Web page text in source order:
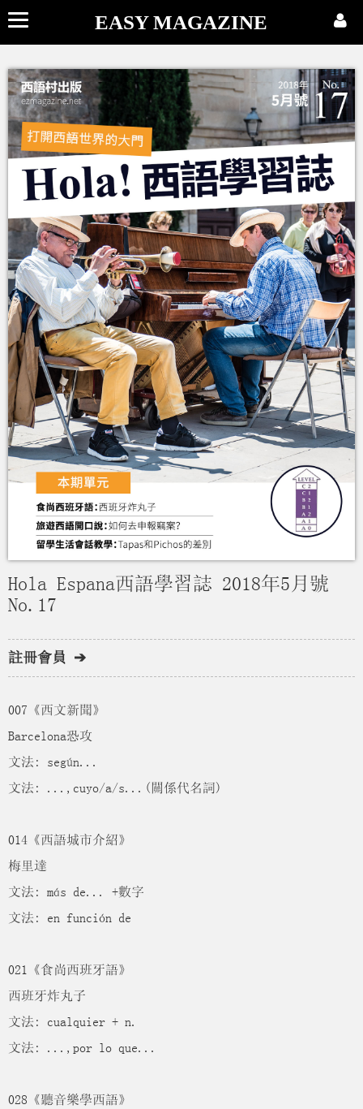
EASY MAGAZINE
Hola Espana西語學習誌 2018年5月號
No.17
註冊會員 ➔
007《西文新聞》
Barcelona恐攻
文法: según...
文法: ...,cuyo/a/s...(關係代名詞)
014《西語城市介紹》
梅里達
文法: más de... +數字
文法: en función de
021《食尚西班牙語》
西班牙炸丸子
文法: cualquier + n.
文法: ...,por lo que...
028《聽音樂學西語》